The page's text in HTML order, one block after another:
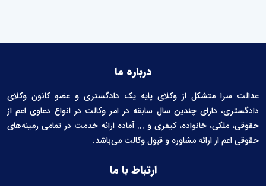
درباره ما
عدالت سرا متشکل از وکلای پایه یک دادگستری و عضو کانون وکلای
دادگستری، دارای چندین سال سابقه در امر وکالت در انواع دعاوی اعم از
حقوقی، ملکی، خانواده، کیفری و ... آماده ارائه خدمت در تمامی زمینه‌های
حقوقی اعم از ارائه مشاوره و قبول وکالت می‌باشد.
ارتباط با ما